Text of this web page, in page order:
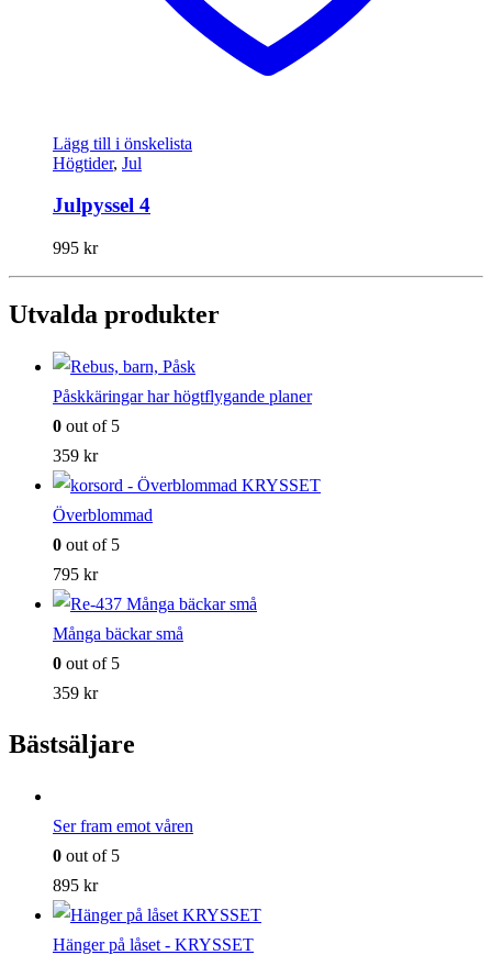
Lägg till i önskelista
Högtider, Jul
Julpyssel 4
995 kr
Utvalda produkter
Påskkäringar har högtflygande planer
0 out of 5
359 kr
Överblommad
0 out of 5
795 kr
Många bäckar små
0 out of 5
359 kr
Bästsäljare
Ser fram emot våren
0 out of 5
895 kr
Hänger på låset - KRYSSET